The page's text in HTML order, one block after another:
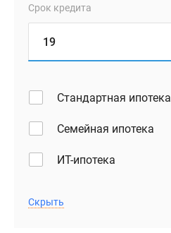
Срок кредита
Стандартная ипотека
Семейная ипотека
ИТ-ипотека
Скрыть